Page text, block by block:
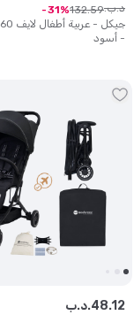
- أسود
د.ب. 132.59
31
د.ب.48.12